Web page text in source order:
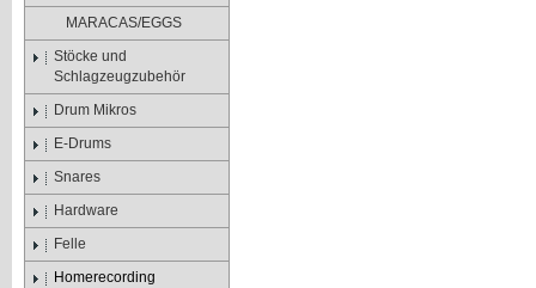
MARACAS/EGGS
Stöcke und
Schlagzeugzubehör
Drum Mikros
E-Drums
Snares
Hardware
Felle
Homerecording